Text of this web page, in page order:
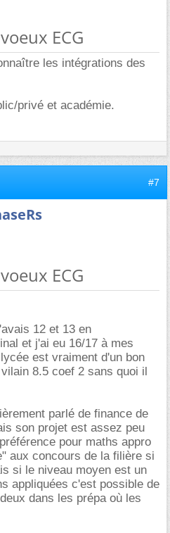
ECG
les intégrations des
privé et académie.
#7
ECG
12 et 13 en
et j'ai eu 16/17 à mes
est vraiment d'un bon
8.5 coef 2 sans quoi il
parlé de finance de
son projet est assez peu
pour maths appro
aux concours de la filière si
si le niveau moyen est un
appliquées c'est possible de
dans les prépa où les